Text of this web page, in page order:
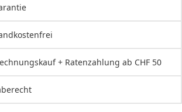
+ Ratenzahlung ab CHF 50